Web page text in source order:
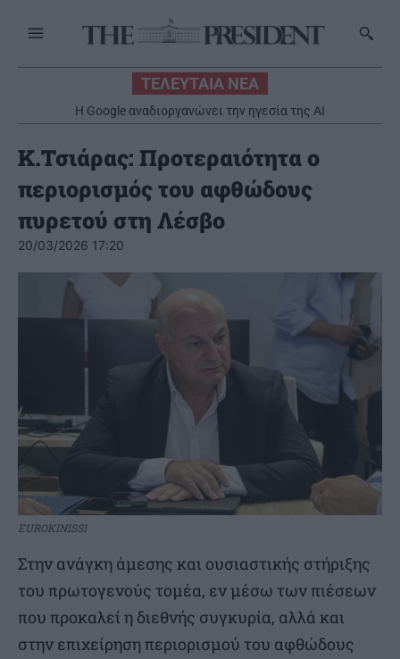
ΤΕΛΕΥΤΑΙΑ ΝΕΑ
H Google αναδιοργανώνει την ηγεσία της AI
ΕΛΑΣ: Ο κ. Μητσοτάκης ανακάλυψε ξανά τη βιομηχανία λίγους
μήνες πριν από τις εκλογές
Κ.Τσιάρας: Προτεραιότητα ο
περιορισμός του αφθώδους
πυρετού στη Λέσβο
20/03/2026 17:20
EUROKINISSI
Στην ανάγκη άμεσης και ουσιαστικής στήριξης
του πρωτογενούς τομέα, εν μέσω των πιέσεων
που προκαλεί η διεθνής συγκυρία, αλλά και
στην επιχείρηση περιορισμού του αφθώδους